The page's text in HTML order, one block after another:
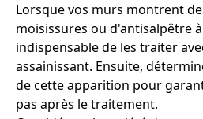
Lorsque vos murs montrent
moisissures ou d'antisalpêtre
indispensable de les traiter
assainissant. Ensuite,
de cette apparition pour
pas après le traitement.